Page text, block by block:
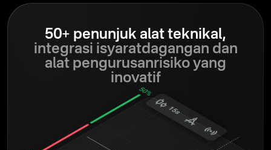
50+ penunjuk alat teknikal,
integrasi isyaratdagangan dan
alat pengurusanrisiko yang
inovatif